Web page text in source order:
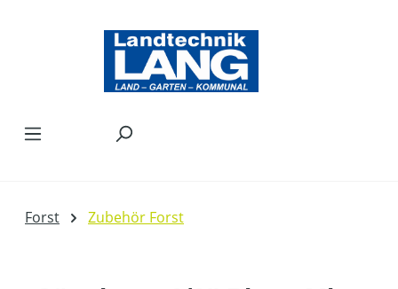
Forst Zubehör Forst